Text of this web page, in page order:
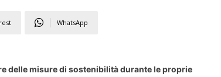
WhatsApp
delle misure di sostenibilità durante le proprie